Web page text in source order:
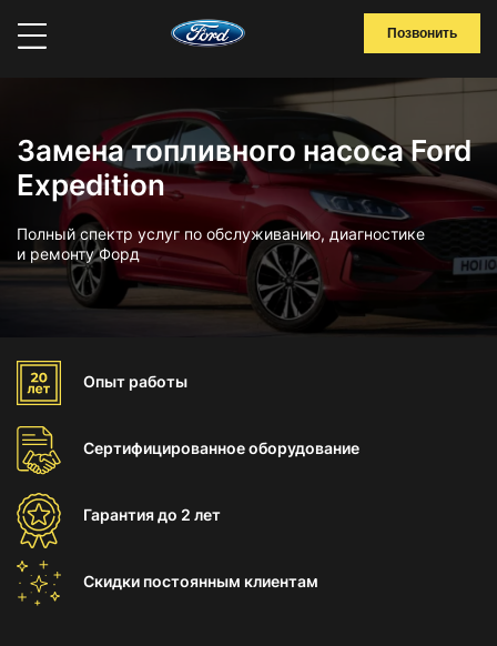
Позвонить
Замена топливного насоса Ford
Expedition
Полный спектр услуг по обслуживанию, диагностике
и ремонту Форд
Опыт работы
Сертифицированноеоборудование
Гарантиядо 2 лет
Скидки постоянным клиентам